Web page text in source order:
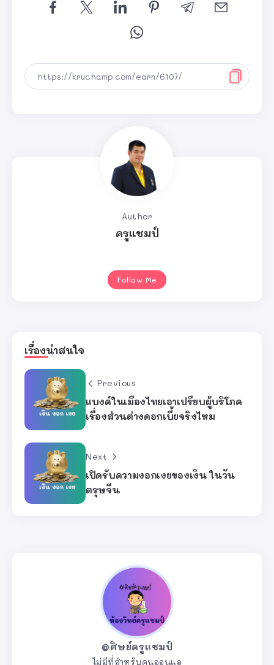
Author
ครูแชมป์
Follow Me
เรื่องน่าสนใจ
Previous
แบงค์ในเมืองไทยเอาเปรียบผู้บริโภค
เรื่องส่วนต่างดอกเบี้ยจริงไหม
Next
เปิดรับความงอกเงยของเงิน ในวัน
ตรุษจีน
@ศิษย์ครูแชมป์
ไม่มีที่สำหรับคนอ่อนแอ